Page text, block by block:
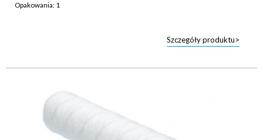
Opakowania: 1
Szczegóły produktu>